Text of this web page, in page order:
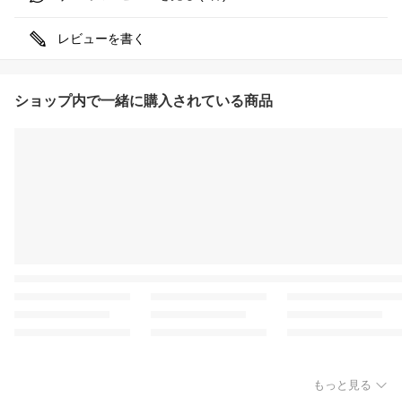
レビューを書く
ショップ内で一緒に購入されている商品
もっと見る